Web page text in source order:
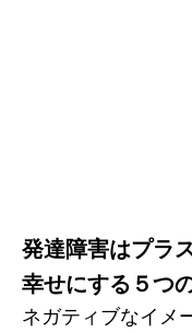
発達障害はプラ
幸せにする５つ
ネガティブなイメ